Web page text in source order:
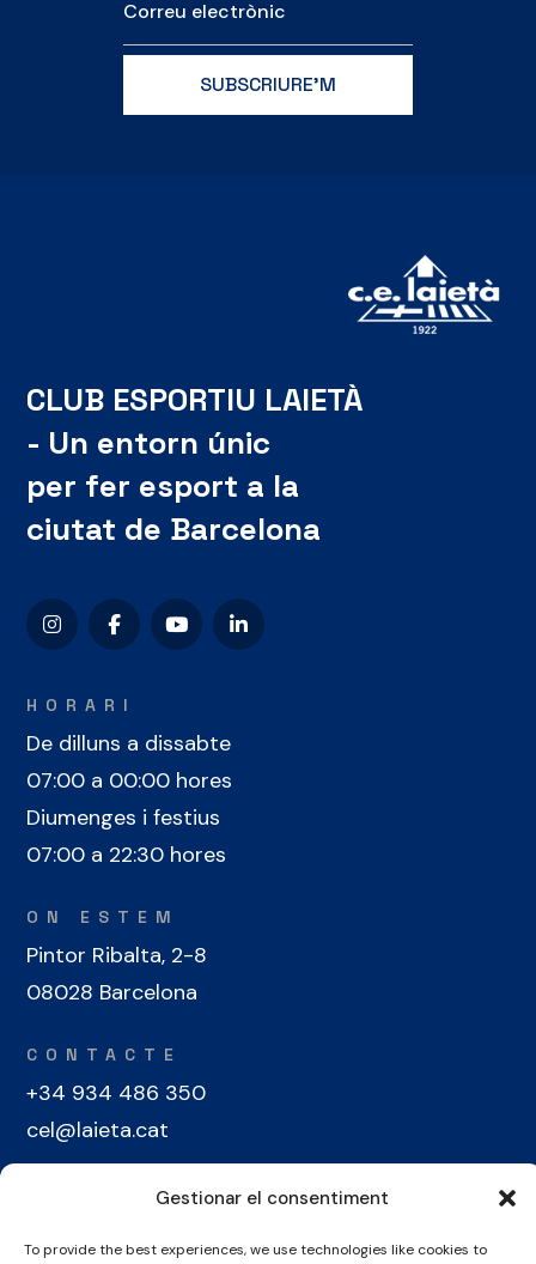
Gestionar el consentiment
To provide the best experiences, we use technologies like cookies to
CLUB ESPORTIU LAIETÀ
- Un entorn únic
per fer esport a la
ciutat de Barcelona
HORARI
De dilluns a dissabte
07:00 a 00:00 hores
Diumenges i festius
07:00 a 22:30 hores
ON ESTEM
Pintor Ribalta, 2-8
08028 Barcelona
CONTACTE
+34 934 486 350
cel@laieta.cat